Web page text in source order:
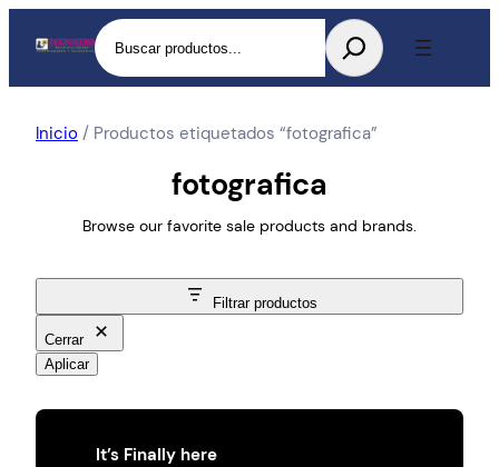
Buscar
Inicio / Productos etiquetados “fotografica”
fotografica
Browse our favorite sale products and brands.
Filtrar productos
Cerrar
Aplicar
It’s Finally here